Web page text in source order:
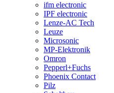
ifm electronic
IPF electronic
Lenze-AC Tech
Leuze
Microsonic
MP-Elektronik
Omron
Pepperl+Fuchs
Phoenix Contact
Pilz